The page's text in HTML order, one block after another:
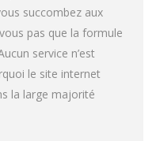
succombez aux
pas que la formule
service n’est
le site internet
la large majorité